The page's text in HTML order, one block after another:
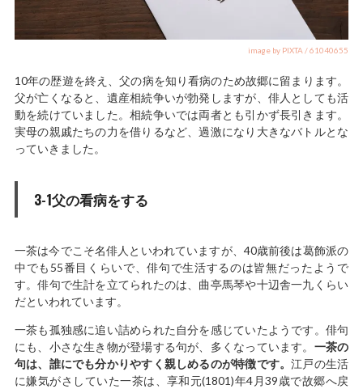
image by PIXTA / 61040655
10年の歴遊を終え、父の病を知り看病のため故郷に留まります。
父が亡くなると、遺産相続争いが勃発しますが、俳人としても活
動を続けていました。相続争いでは両者とも引かず長引きます。
実母の親戚たちの力を借りるなど、過激になり大きなバトルとな
っていきました。
3-1父の看病をする
一茶は今でこそ名俳人といわれていますが、40歳前後は葛飾派の
中でも55番目くらいで、俳句で生活するのは皆無だったようで
す。俳句で生計を立てられたのは、曲亭馬琴や十辺舎一九くらい
だといわれています。
一茶も孤独感に追い詰められた自分を感じていたようです。俳句
にも、小さな生き物が登場する句が、多くなっています。 一茶の
句は、誰にでも分かりやすく親しめるのが特徴です。江戸の生活
に嫌気がさしていた一茶は、享和元(1801)年4月39歳で故郷へ戻